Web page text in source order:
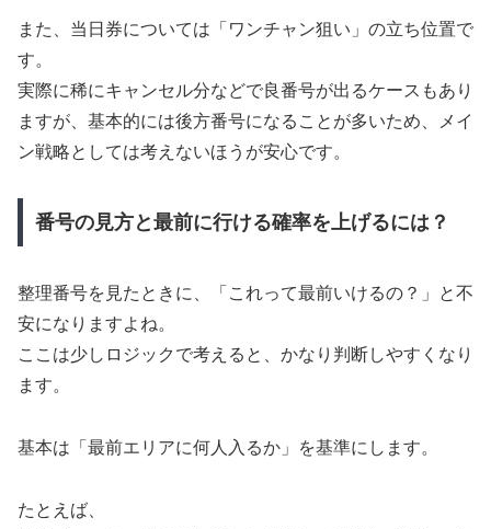
また、当日券については「ワンチャン狙い」の立ち位置で
す。
実際に稀にキャンセル分などで良番号が出るケースもあり
ますが、基本的には後方番号になることが多いため、メイ
ン戦略としては考えないほうが安心です。
番号の見方と最前に行ける確率を上げるには？
整理番号を見たときに、「これって最前いけるの？」と不
安になりますよね。
ここは少しロジックで考えると、かなり判断しやすくなり
ます。
基本は「最前エリアに何人入るか」を基準にします。
たとえば、